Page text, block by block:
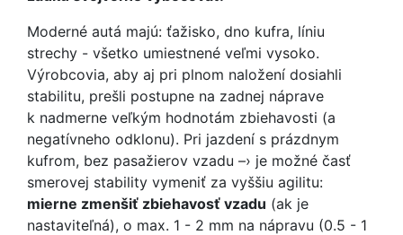
Moderné autá majú: ťažisko, dno kufra, líniu
strechy - všetko umiestnené veľmi vysoko.
Výrobcovia, aby aj pri plnom naložení dosiahli
stabilitu, prešli postupne na zadnej náprave
k nadmerne veľkým hodnotám zbiehavosti (a
negatívneho odklonu). Pri jazdení s prázdnym
kufrom, bez pasažierov vzadu –› je možné časť
smerovej stability vymeniť za vyššiu agilitu:
mierne zmenšiť zbiehavosť vzadu (ak je
nastaviteľná), o max. 1 - 2 mm na nápravu (0.5 - 1